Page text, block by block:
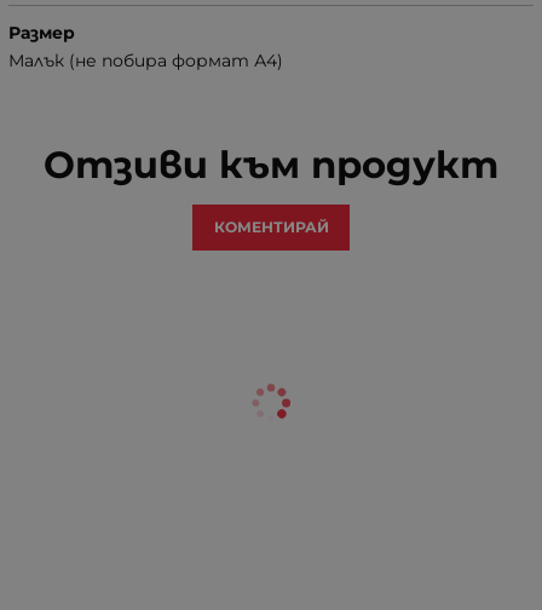
Размер
Малък (не побира формат А4)
Отзиви към продукт
КОМЕНТИРАЙ